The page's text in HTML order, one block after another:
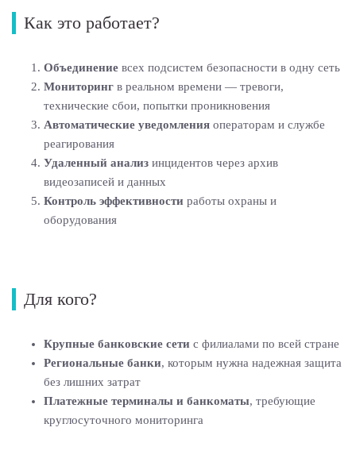
Как это работает?
Объединение всех подсистем безопасности в одну сеть
Мониторинг в реальном времени — тревоги,
технические сбои, попытки проникновения
Автоматические уведомления операторам и службе
реагирования
Удаленный анализ инцидентов через архив
видеозаписей и данных
Контроль эффективности работы охраны и
оборудования
Для кого?
Крупные банковские сети с филиалами по всей стране
Региональные банки, которым нужна надежная защита
без лишних затрат
Платежные терминалы и банкоматы, требующие
круглосуточного мониторинга